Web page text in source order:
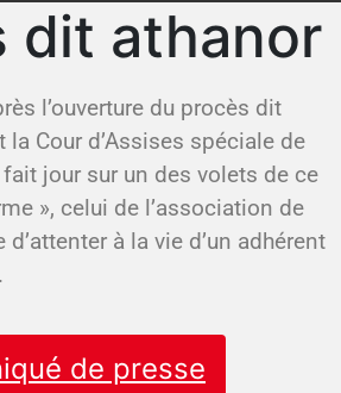
dit athanor
l’ouverture du procès dit
la Cour d’Assises spéciale de
jour sur un des volets de ce
», celui de l’association de
à la vie d’un adhérent
de presse